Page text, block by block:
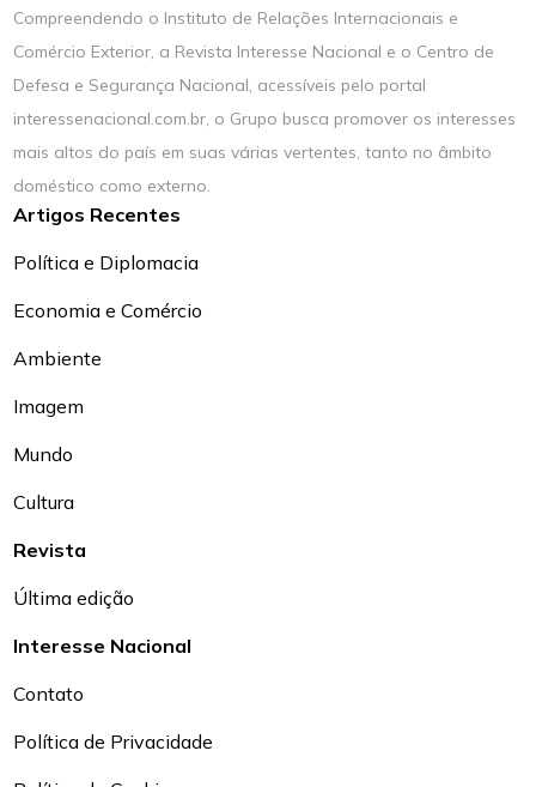
Compreendendo o Instituto de Relações Internacionais e
Comércio Exterior, a Revista Interesse Nacional e o Centro de
Defesa e Segurança Nacional, acessíveis pelo portal
interessenacional.com.br, o Grupo busca promover os interesses
mais altos do país em suas várias vertentes, tanto no âmbito
doméstico como externo.
Artigos Recentes
Política e Diplomacia
Economia e Comércio
Ambiente
Imagem
Mundo
Cultura
Revista
Última edição
Interesse Nacional
Contato
Política de Privacidade